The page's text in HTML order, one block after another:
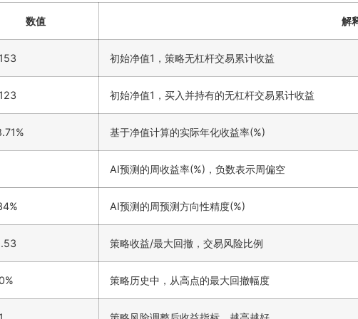
数值 解
初始净值1，策略无杠杆交易累计收益
初始净值1，买入并持有的无杠杆交易累计收益
基于净值计算的实际年化收益率(%)
AI预测的周收益率(%)，负数表示周偏空
AI预测的周预测方向性精度(%)
策略收益/最大回撤，交易风险比例
策略历史中，从高点的最大回撤幅度